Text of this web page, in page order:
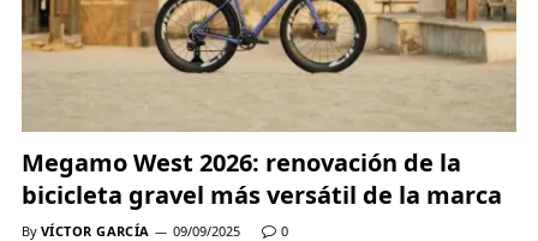
Megamo West 2026: renovación de la
bicicleta gravel más versátil de la marca
By VÍCTOR GARCÍA 09/09/2025 0